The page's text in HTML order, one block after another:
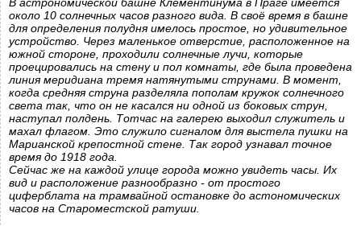
В астрономической башне Клементинума в Праге имеется
около 10 солнечных часов разного вида. В своё время в башне
для определения полудня имелось простое, но удивительное
устройство. Через маленькое отверстие, расположенное на
южной стороне, проходили солнечные лучи, которые
проецировались на стену и пол комнаты, где была проведена
линия меридиана тремя натянутыми струнами. В момент,
когда средняя струна разделяла пополам кружок солнечного
света так, что он не касался ни одной из боковых струн,
наступал полдень. Тотчас на галерею выходил служитель и
махал флагом. Это служило сигналом для выстела пушки на
Марианской крепостной стене. Так город узнавал точное
время до 1918 года.
Сейчас же на каждой улице города можно увидеть часы. Их
вид и расположение разнообразно - от простого
циферблата на трамвайной остановке до астономических
часов на Староместской ратуши.